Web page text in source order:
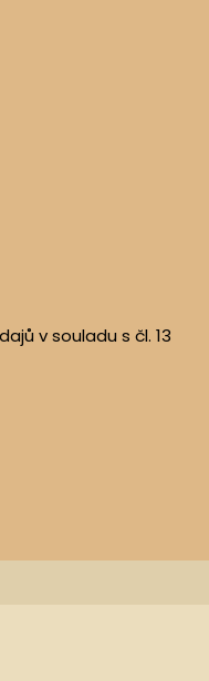
v souladu s čl. 13